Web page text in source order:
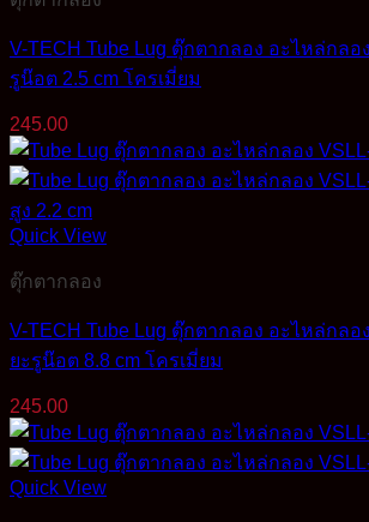
V-TECH Tube Lug ตุ๊กตากลอง อะไหล่กลอ
รูน๊อต 2.5 cm โครเมี่ยม
245.00
Quick View
ตุ๊กตากลอง
V-TECH Tube Lug ตุ๊กตากลอง อะไหล่กลอ
ยะรูน๊อต 8.8 cm โครเมี่ยม
245.00
Quick View